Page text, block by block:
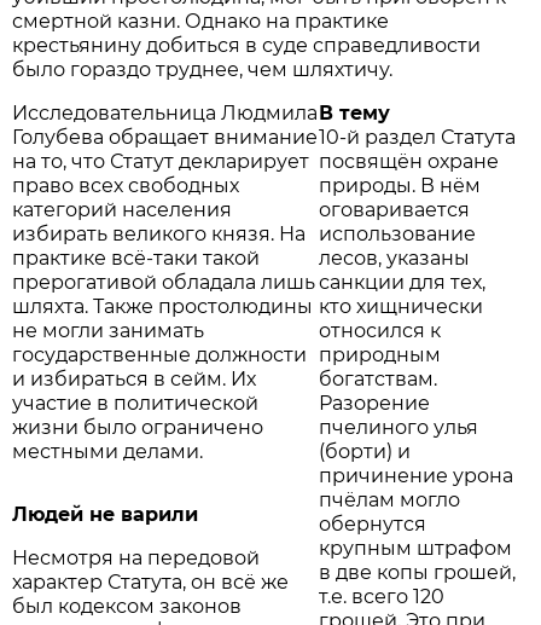
смертной казни. Однако на практике
крестьянину добиться в суде справедливости
было гораздо труднее, чем шляхтичу.
В тему
10-й раздел Статута
посвящён охране
природы. В нём
оговаривается
использование
лесов, указаны
санкции для тех,
кто хищнически
относился к
природным
богатствам.
Разорение
пчелиного улья
(борти) и
причинение урона
пчёлам могло
обернутся
крупным штрафом
в две копы грошей,
т.е. всего 120
Исследовательница Людмила
Голубева обращает внимание
на то, что Статут декларирует
право всех свободных
категорий населения
избирать великого князя. На
практике всё-таки такой
прерогативой обладала лишь
шляхта. Также простолюдины
не могли занимать
государственные должности
и избираться в сейм. Их
участие в политической
жизни было ограничено
местными делами.
Людей не варили
Несмотря на передовой
характер Статута, он всё же
был кодексом законов